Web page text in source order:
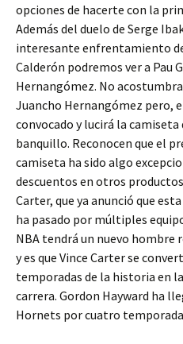
opciones de hacerte con la
Además del duelo de Serge
interesante enfrentamiento
Calderón podremos ver a Pau
Hernangómez. No
Juancho Hernangómez pero,
convocado y lucirá la camiseta
banquillo. Reconocen que el
camiseta ha sido algo
descuentos en otros
Carter, que ya anunció que
ha pasado por múltiples
NBA tendrá un nuevo
y es que Vince Carter se
temporadas de la historia en
carrera. Gordon Hayward ha
Hornets por cuatro